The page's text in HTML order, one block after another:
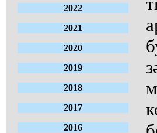
2022
2021
2020
2019
2018
2017
2016